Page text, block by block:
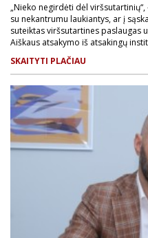
„Nieko negirdėti dėl
su nekantrumu laukiantys, ar į
suteiktas viršsutartines paslaugas
Aiškaus atsakymo iš atsakingų
SKAITYTI PLAČIAU